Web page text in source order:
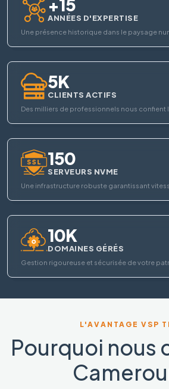
ANNÉES D'EXPERTISE
Une présence historique dans le paysage
5K
CLIENTS ACTIFS
Des milliers de professionnels nous confient
150
SERVEURS NVME
Une infrastructure robuste garantissant
10K
DOMAINES GÉRÉS
Gestion rigoureuse et sécurisée de votre
L'AVANTAGE VSP
Pourquoi nous